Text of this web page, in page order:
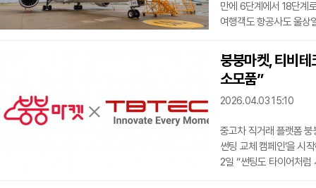
만에 6단계에서 18단계
여행객도 항공사도 울상
기종이 어떤 성격의 항
탄다면 가장 먼저 눈여
여객기 라인업에 787-
777 계열 등을 포함하고
붕붕마켓, 티비
소모품”
2026.04.03 15:10
중고차 직거래 플랫폼
썬팅 교체 캠페인’을 시
2일 “썬팅도 타이어처럼